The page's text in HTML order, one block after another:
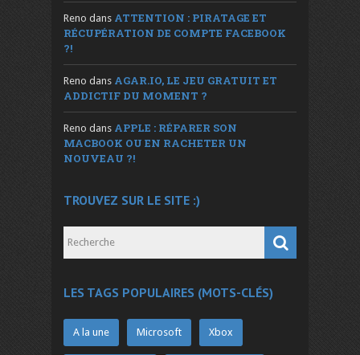
Reno dans ATTENTION : PIRATAGE ET
RÉCUPÉRATION DE COMPTE FACEBOOK
?!
Reno dans AGAR.IO, LE JEU GRATUIT ET
ADDICTIF DU MOMENT ?
Reno dans APPLE : RÉPARER SON
MACBOOK OU EN RACHETER UN
NOUVEAU ?!
TROUVEZ SUR LE SITE :)
LES TAGS POPULAIRES (MOTS-CLÉS)
A la une Microsoft Xbox